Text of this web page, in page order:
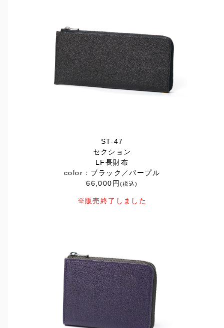
ST-47
セクション
LF長財布
color：ブラック／パープル
66,000円(税込)
※販売終了しました